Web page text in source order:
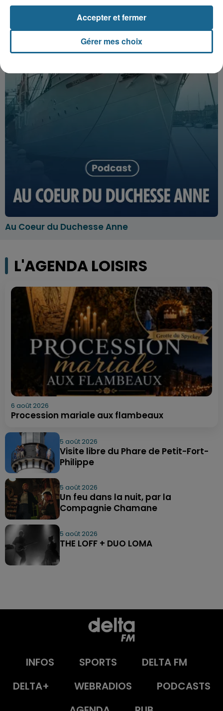
Au Coeur du Duchesse Anne
L'AGENDA LOISIRS
6 août 2026
Procession mariale aux flambeaux
5 août 2026
Visite libre du Phare de Petit-Fort-
Philippe
5 août 2026
Un feu dans la nuit, par la
Compagnie Chamane
5 août 2026
THE LOFF + DUO LOMA
INFOS SPORTS
DELTA FM
DELTA+
WEBRADIOS
PODCASTS
Gérer mes choix
Accepter et fermer